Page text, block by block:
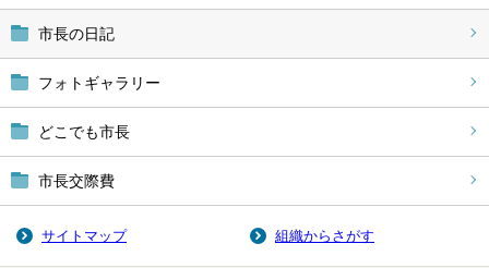
市長の日記
フォトギャラリー
どこでも市長
市長交際費
サイトマップ 組織からさがす